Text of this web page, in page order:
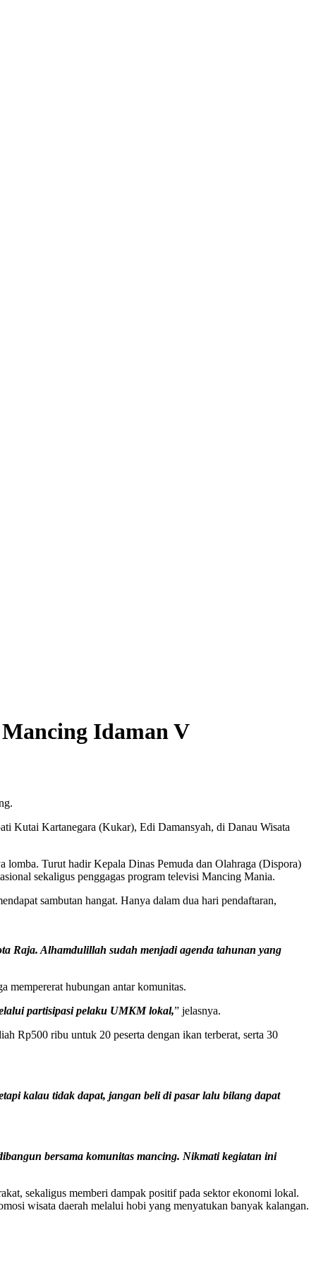
Idaman V
Kutai Kartanegara (Kukar), Edi Damansyah, di Danau Wisata
lomba. Turut hadir Kepala Dinas Pemuda dan Olahraga (Dispora)
sekaligus penggagas program televisi Mancing Mania.
sambutan hangat. Hanya dalam dua hari pendaftaran,
Raja. Alhamdulillah sudah menjadi agenda tahunan yang
mempererat hubungan antar komunitas.
partisipasi pelaku UMKM lokal,” jelasnya.
Rp500 ribu untuk 20 peserta dengan ikan terberat, serta 30
kalau tidak dapat, jangan beli di pasar lalu bilang dapat
bersama komunitas mancing. Nikmati kegiatan ini
sekaligus memberi dampak positif pada sektor ekonomi lokal.
wisata daerah melalui hobi yang menyatukan banyak kalangan.